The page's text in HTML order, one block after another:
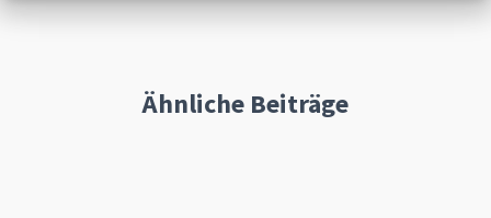
Ähnliche Beiträge